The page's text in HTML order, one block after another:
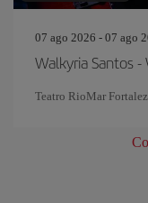
07 ago 2026 - 07 ago
Walkyria Santos -
Teatro RioMar